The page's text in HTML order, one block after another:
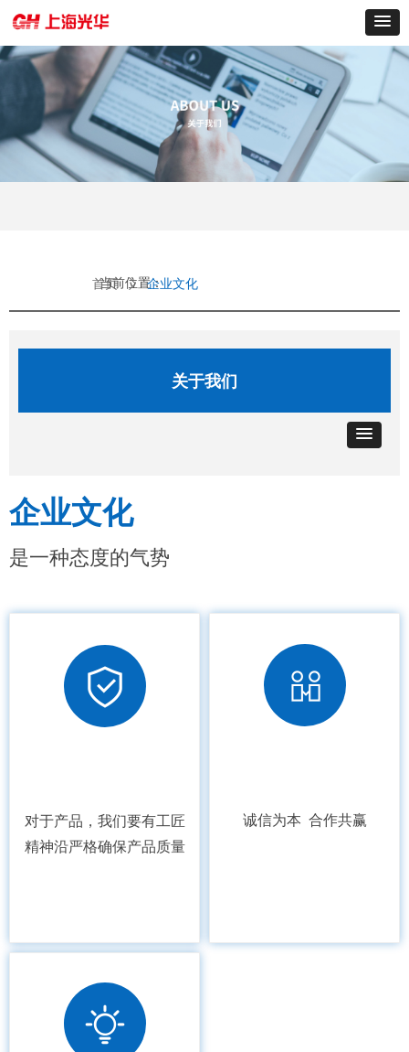
关于我们
当前位置：
首页 ꄲ 企业文化
对于产品，我们要有工匠
精神沿严格确保产品质量
诚信为本 合作共赢
企业文化
是一种态度的气势